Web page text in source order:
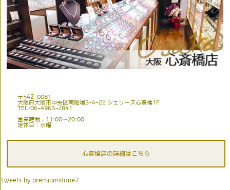
〒542-0081
大阪府大阪市中央区南船場3-4-22 シェリーズ心斎橋1F
TEL:06-4963-2841
営業時間：11:00〜20:00
定休日：水曜
心斎橋店の詳細はこちら
Tweets by premiumstone7